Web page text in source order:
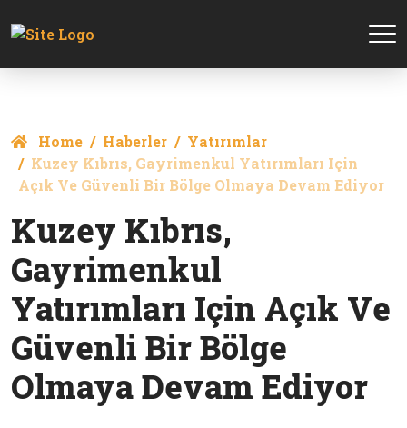
Home Haberler
Yatırımlar
Kuzey Kıbrıs, Gayrimenkul Yatırımları Için
Açık Ve Güvenli Bir Bölge Olmaya Devam Ediyor
Kuzey Kıbrıs,
Gayrimenkul
Yatırımları Için Açık Ve
Güvenli Bir Bölge
Olmaya Devam Ediyor